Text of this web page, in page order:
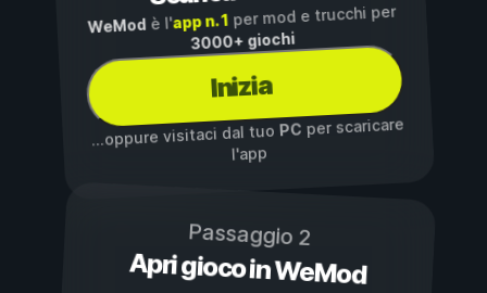
WeMod è l'app n. 1per mod e trucchi per
3000+ giochi
Inizia
...oppure visitaci dal tuoPC per scaricare
l'app
Passaggio 2
Apri gioco in WeMod